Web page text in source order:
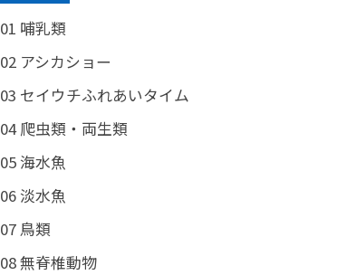
01 哺乳類
02 アシカショー
03 セイウチふれあいタイム
04 爬虫類・両生類
05 海水魚
06 淡水魚
07 鳥類
08 無脊椎動物